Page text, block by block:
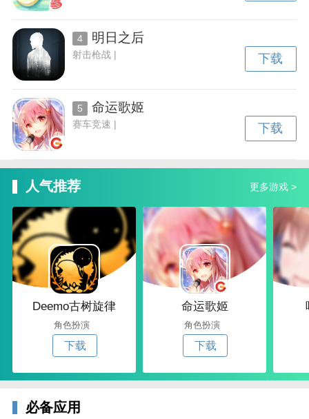
4 明日之后
射击枪战 | 下载
5 命运歌姬
赛车竞速 | 下载
人气推荐 更多游戏 >
Deemo古树旋律
角色扮演
下载
命运歌姬
角色扮演
下载
必备应用